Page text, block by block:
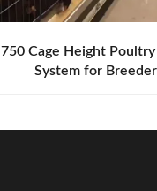
750 Cage Height Poultry
System for Breeder